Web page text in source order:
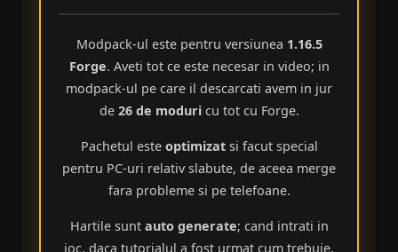
Modpack-ul este pentru versiunea 1.16.5
Forge. Aveti tot ce este necesar in video; in
modpack-ul pe care il descarcati avem in jur
de 26 de moduricu tot cu Forge.
Pachetul este optimizatsi facut special
pentru PC-uri relativ slabute, de aceea merge
fara probleme si pe telefoane.
Hartile sunt auto generate; cand intrati in
joc, daca tutorialul a fost urmat cum trebuie,